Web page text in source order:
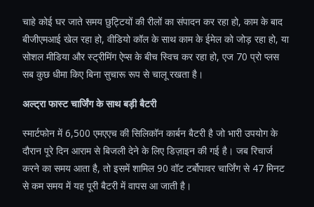
चाहे कोई घर जाते समय छुट्टियों की रीलों का संपादन कर रहा हो, काम के बाद
बीजीएमआई खेल रहा हो, वीडियो कॉल के साथ काम के ईमेल को जोड़ रहा हो, या
सोशल मीडिया और स्ट्रीमिंग ऐप्स के बीच स्विच कर रहा हो, एज 70 प्रो प्लस
सब कुछ धीमा किए बिना सुचारू रूप से चालू रखता है।
अल्ट्रा फास्ट चार्जिंग के साथ बड़ी बैटरी
स्मार्टफोन में 6,500 एमएएच की सिलिकॉन कार्बन बैटरी है जो भारी उपयोग के
दौरान पूरे दिन आराम से बिजली देने के लिए डिज़ाइन की गई है। जब रिचार्ज
करने का समय आता है, तो इसमें शामिल 90 वॉट टर्बोपावर चार्जिंग से 47 मिनट
से कम समय में यह पूरी बैटरी में वापस आ जाती है।